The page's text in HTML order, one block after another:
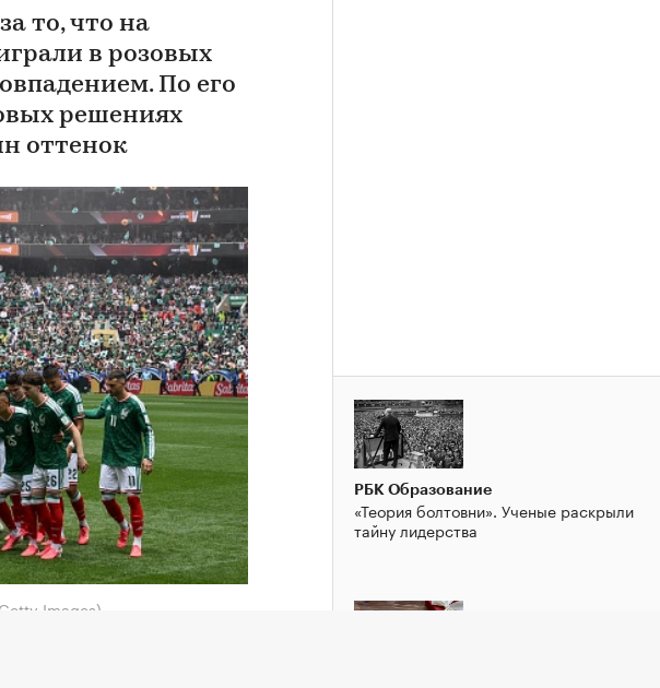
то, что на
в розовых
По его
решениях
оттенок
Images)
РБК Образование
«Теория болтовни». Ученые раскрыли
тайну лидерства